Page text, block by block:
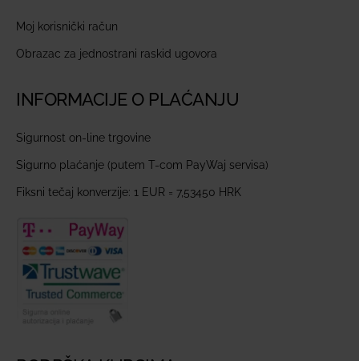
Moj korisnički račun
Obrazac za jednostrani raskid ugovora
INFORMACIJE O PLAĆANJU
Sigurnost on-line trgovine
Sigurno plaćanje (putem T-com PayWaj servisa)
Fiksni tečaj konverzije: 1 EUR = 7,53450 HRK